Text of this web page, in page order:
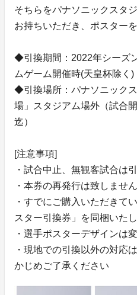
そちらをパナソニックスタ
お持ちいただき、ポスター
◆引換期間：2022年シー
ムゲーム開催時(天皇杯除く)
◆引換場所：パナソニック
場」スタジアム場外（試合
迄）
[注意事項]
・試合中止、無観客試合は
・本券の再発行は致しません
・すでにご購入いただきて
スター引換券」を同梱いた
・選手ポスターデザインは
・現地での引換以外の対応
かじめご了承ください